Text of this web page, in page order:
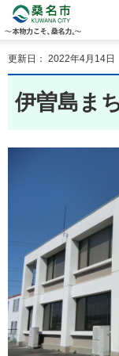
物力こそ、桑名力。
更新日： 2022年4月14日
伊曽島ま